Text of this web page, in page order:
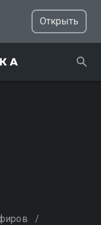
Открыть
/